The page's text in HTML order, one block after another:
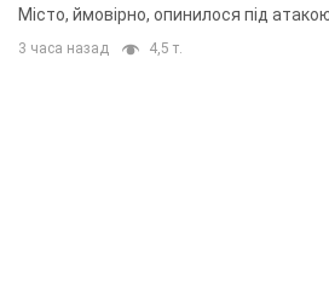
Місто, ймовірно, опинилося під
3 часа назад 4,5 т.